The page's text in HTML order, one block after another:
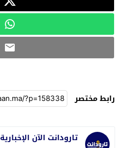
رابط مختصر
تارودانت الآن الإخبارية